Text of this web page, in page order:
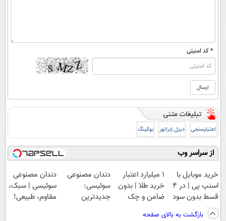
* کد امنیتی
اعتبارسنجی دیزل ژنراتور بوکینگ
از سراسر وب
خرید موبایل با
اسنپ پی | در ۴
قسط بدون سود
و کارمزد!
۱ میلیارد اعتبار
خرید طلا | بدون
ضامن و چک
دندان مصنوعی
سوئیسی:
جدیدترین
دندان مصنوعی
سوئیسی | سبک،
مقاوم، طبیعی!
بازگشت به بالای صفحه